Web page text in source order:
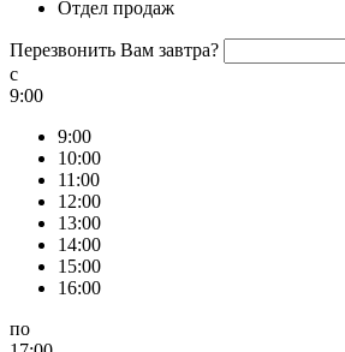
Отдел продаж
Перезвонить Вам завтра?
c
9:00
9:00
10:00
11:00
12:00
13:00
14:00
15:00
16:00
по